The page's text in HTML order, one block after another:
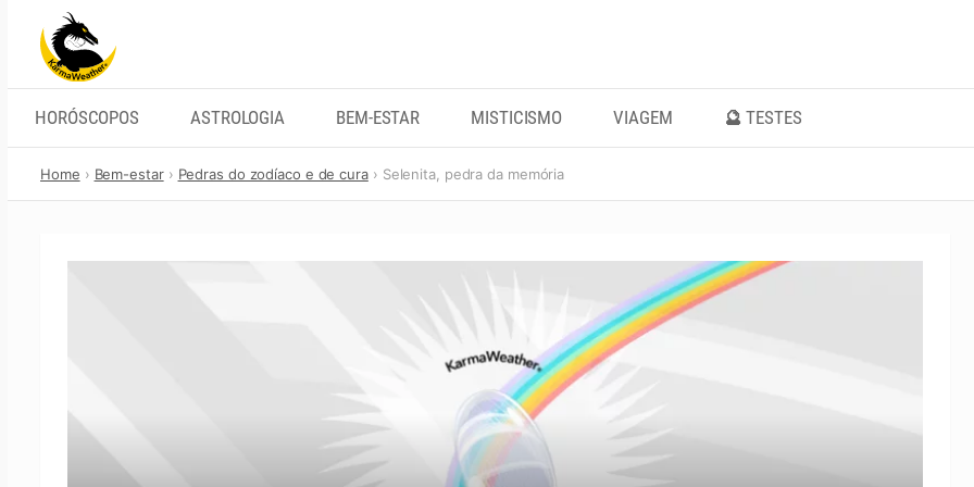
content
HORÓSCOPOS ASTROLOGIA BEM-ESTAR MISTICISMO VIAGEM 🔮 TESTES
Home Bem-estar Pedras do zodíaco e de cura Selenita, pedra da memória